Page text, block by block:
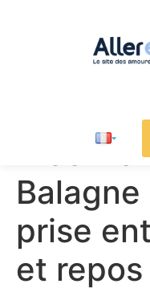
Week-
prise
et repos